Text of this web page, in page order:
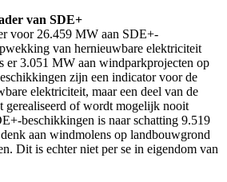
van SDE+
voor 26.459 MW aan SDE+-
van hernieuwbare elektriciteit
er 3.051 MW aan windparkprojecten op
zijn een indicator voor de
elektriciteit, maar een deel van de
gerealiseerd of wordt mogelijk nooit
beschikkingen is naar schatting 9.519
aan windmolens op landbouwgrond
Dit is echter niet per se in eigendom van